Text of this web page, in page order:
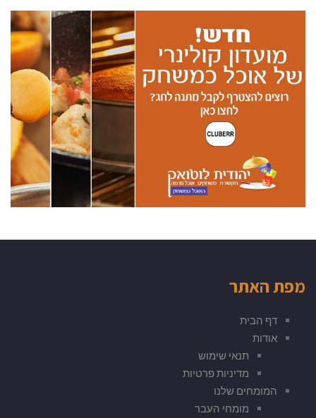
מפת האתר
דף הבית
אודות
תנאי שימוש
מדיניות פרטיות
המומחים שלנו
מומחי העבר